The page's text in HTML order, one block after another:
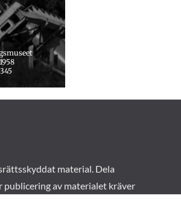
material. Dela
publicering av materialet kräver